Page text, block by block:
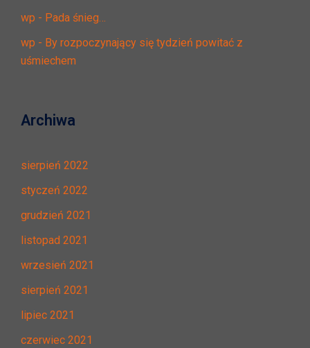
wp - Pada śnieg…
wp - By rozpoczynający się tydzień powitać z
uśmiechem
Archiwa
sierpień 2022
styczeń 2022
grudzień 2021
listopad 2021
wrzesień 2021
sierpień 2021
lipiec 2021
czerwiec 2021